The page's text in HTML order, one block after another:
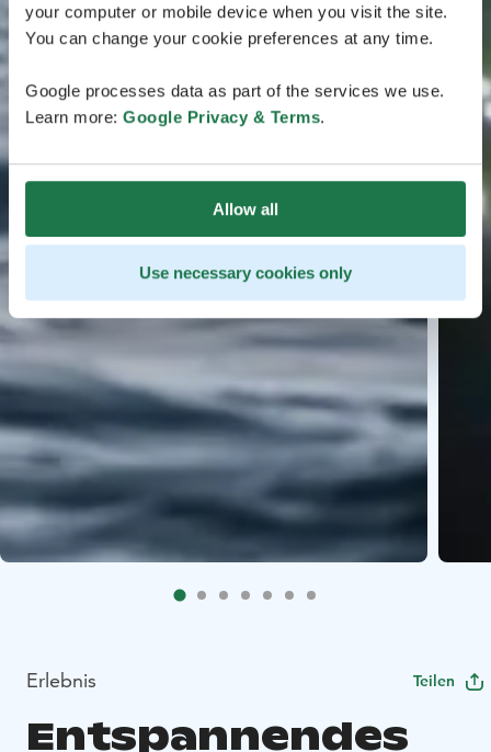
your computer or mobile device when you visit the site.
You can change your cookie preferences at any time.
Google processes data as part of the services we use.
Learn more: Google Privacy & Terms.
Allow all
Use necessary cookies only
Erlebnis Teilen
Entspannendes